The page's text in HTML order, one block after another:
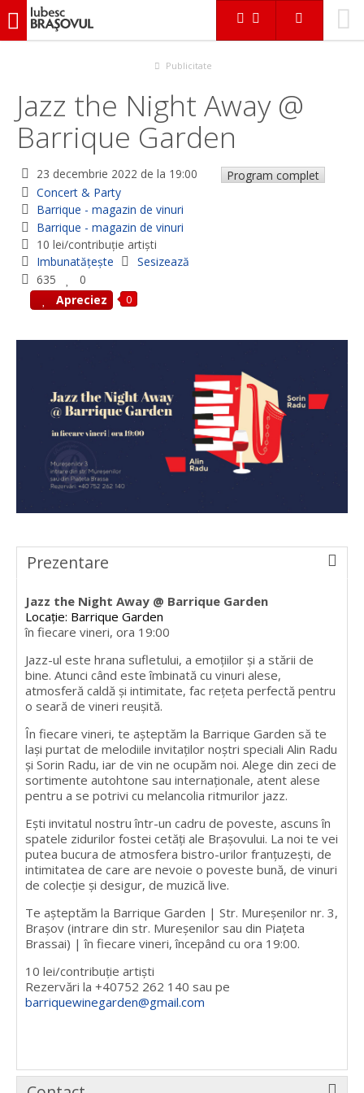
iubescbraşovul.ro
Jazz the Night Away @ Barrique Garden
Publicitate
Jazz the Night Away @
Barrique Garden
23 decembrie 2022 de la 19:00
Program complet
Concert & Party
Barrique - magazin de vinuri
Barrique - magazin de vinuri
10 lei/contribuție artiști
Imbunatățește
Sesizează
635
0
Apreciez
0
Prezentare
Jazz the Night Away @ Barrique Garden
Locație: Barrique Garden
în fiecare vineri, ora 19:00
Jazz-ul este hrana sufletului, a emoțiilor și a stării de
bine. Atunci când este îmbinată cu vinuri alese,
atmosferă caldă și intimitate, fac rețeta perfectă pentru
o seară de vineri reușită.
În fiecare vineri, te așteptăm la Barrique Garden să te
lași purtat de melodiile invitaților noștri speciali Alin Radu
și Sorin Radu, iar de vin ne ocupăm noi. Alege din zeci de
sortimente autohtone sau internaționale, atent alese
pentru a se potrivi cu melancolia ritmurilor jazz.
Ești invitatul nostru într-un cadru de poveste, ascuns în
spatele zidurilor fostei cetăți ale Brașovului. La noi te vei
putea bucura de atmosfera bistro-urilor franțuzești, de
intimitatea de care are nevoie o poveste bună, de vinuri
de colecție și desigur, de muzică live.
Te așteptăm la Barrique Garden | Str. Mureșenilor nr. 3,
Brașov (intrare din str. Mureșenilor sau din Piațeta
Brassai) | în fiecare vineri, începând cu ora 19:00.
10 lei/contribuție artiști
Rezervări la +40752 262 140 sau pe
barriquewinegarden@gmail.com